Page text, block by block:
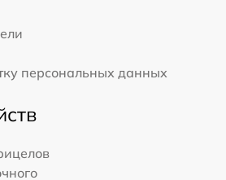
персональных данных